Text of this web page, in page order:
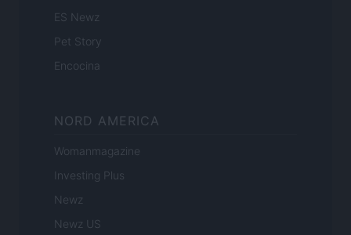
ES Newz
Pet Story
Encocina
NORD AMERICA
Womanmagazine
Investing Plus
Newz
Newz US